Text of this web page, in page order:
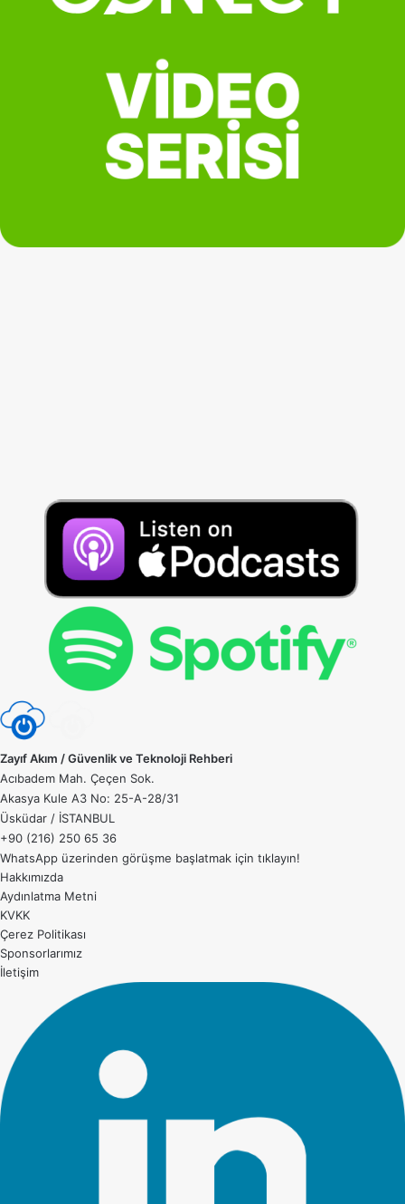
Zayıf Akım / Güvenlik ve Teknoloji Rehberi
Acıbadem Mah. Çeçen Sok.
Akasya Kule A3 No: 25-A-28/31
Üsküdar / İSTANBUL
+90 (216) 250 65 36
WhatsApp üzerinden görüşme başlatmak için tıklayın!
Hakkımızda
Aydınlatma Metni
KVKK
Çerez Politikası
Sponsorlarımız
İletişim